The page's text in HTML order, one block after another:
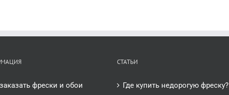
фрески и обои
СТАТЬИ
Где купить недорогую фреску?